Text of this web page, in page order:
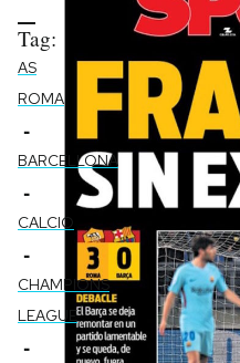
Tag:
AS
ROMA
-
BARCELLONA
-
CALCIO
-
CHAMPIONS
LEAGUE
-